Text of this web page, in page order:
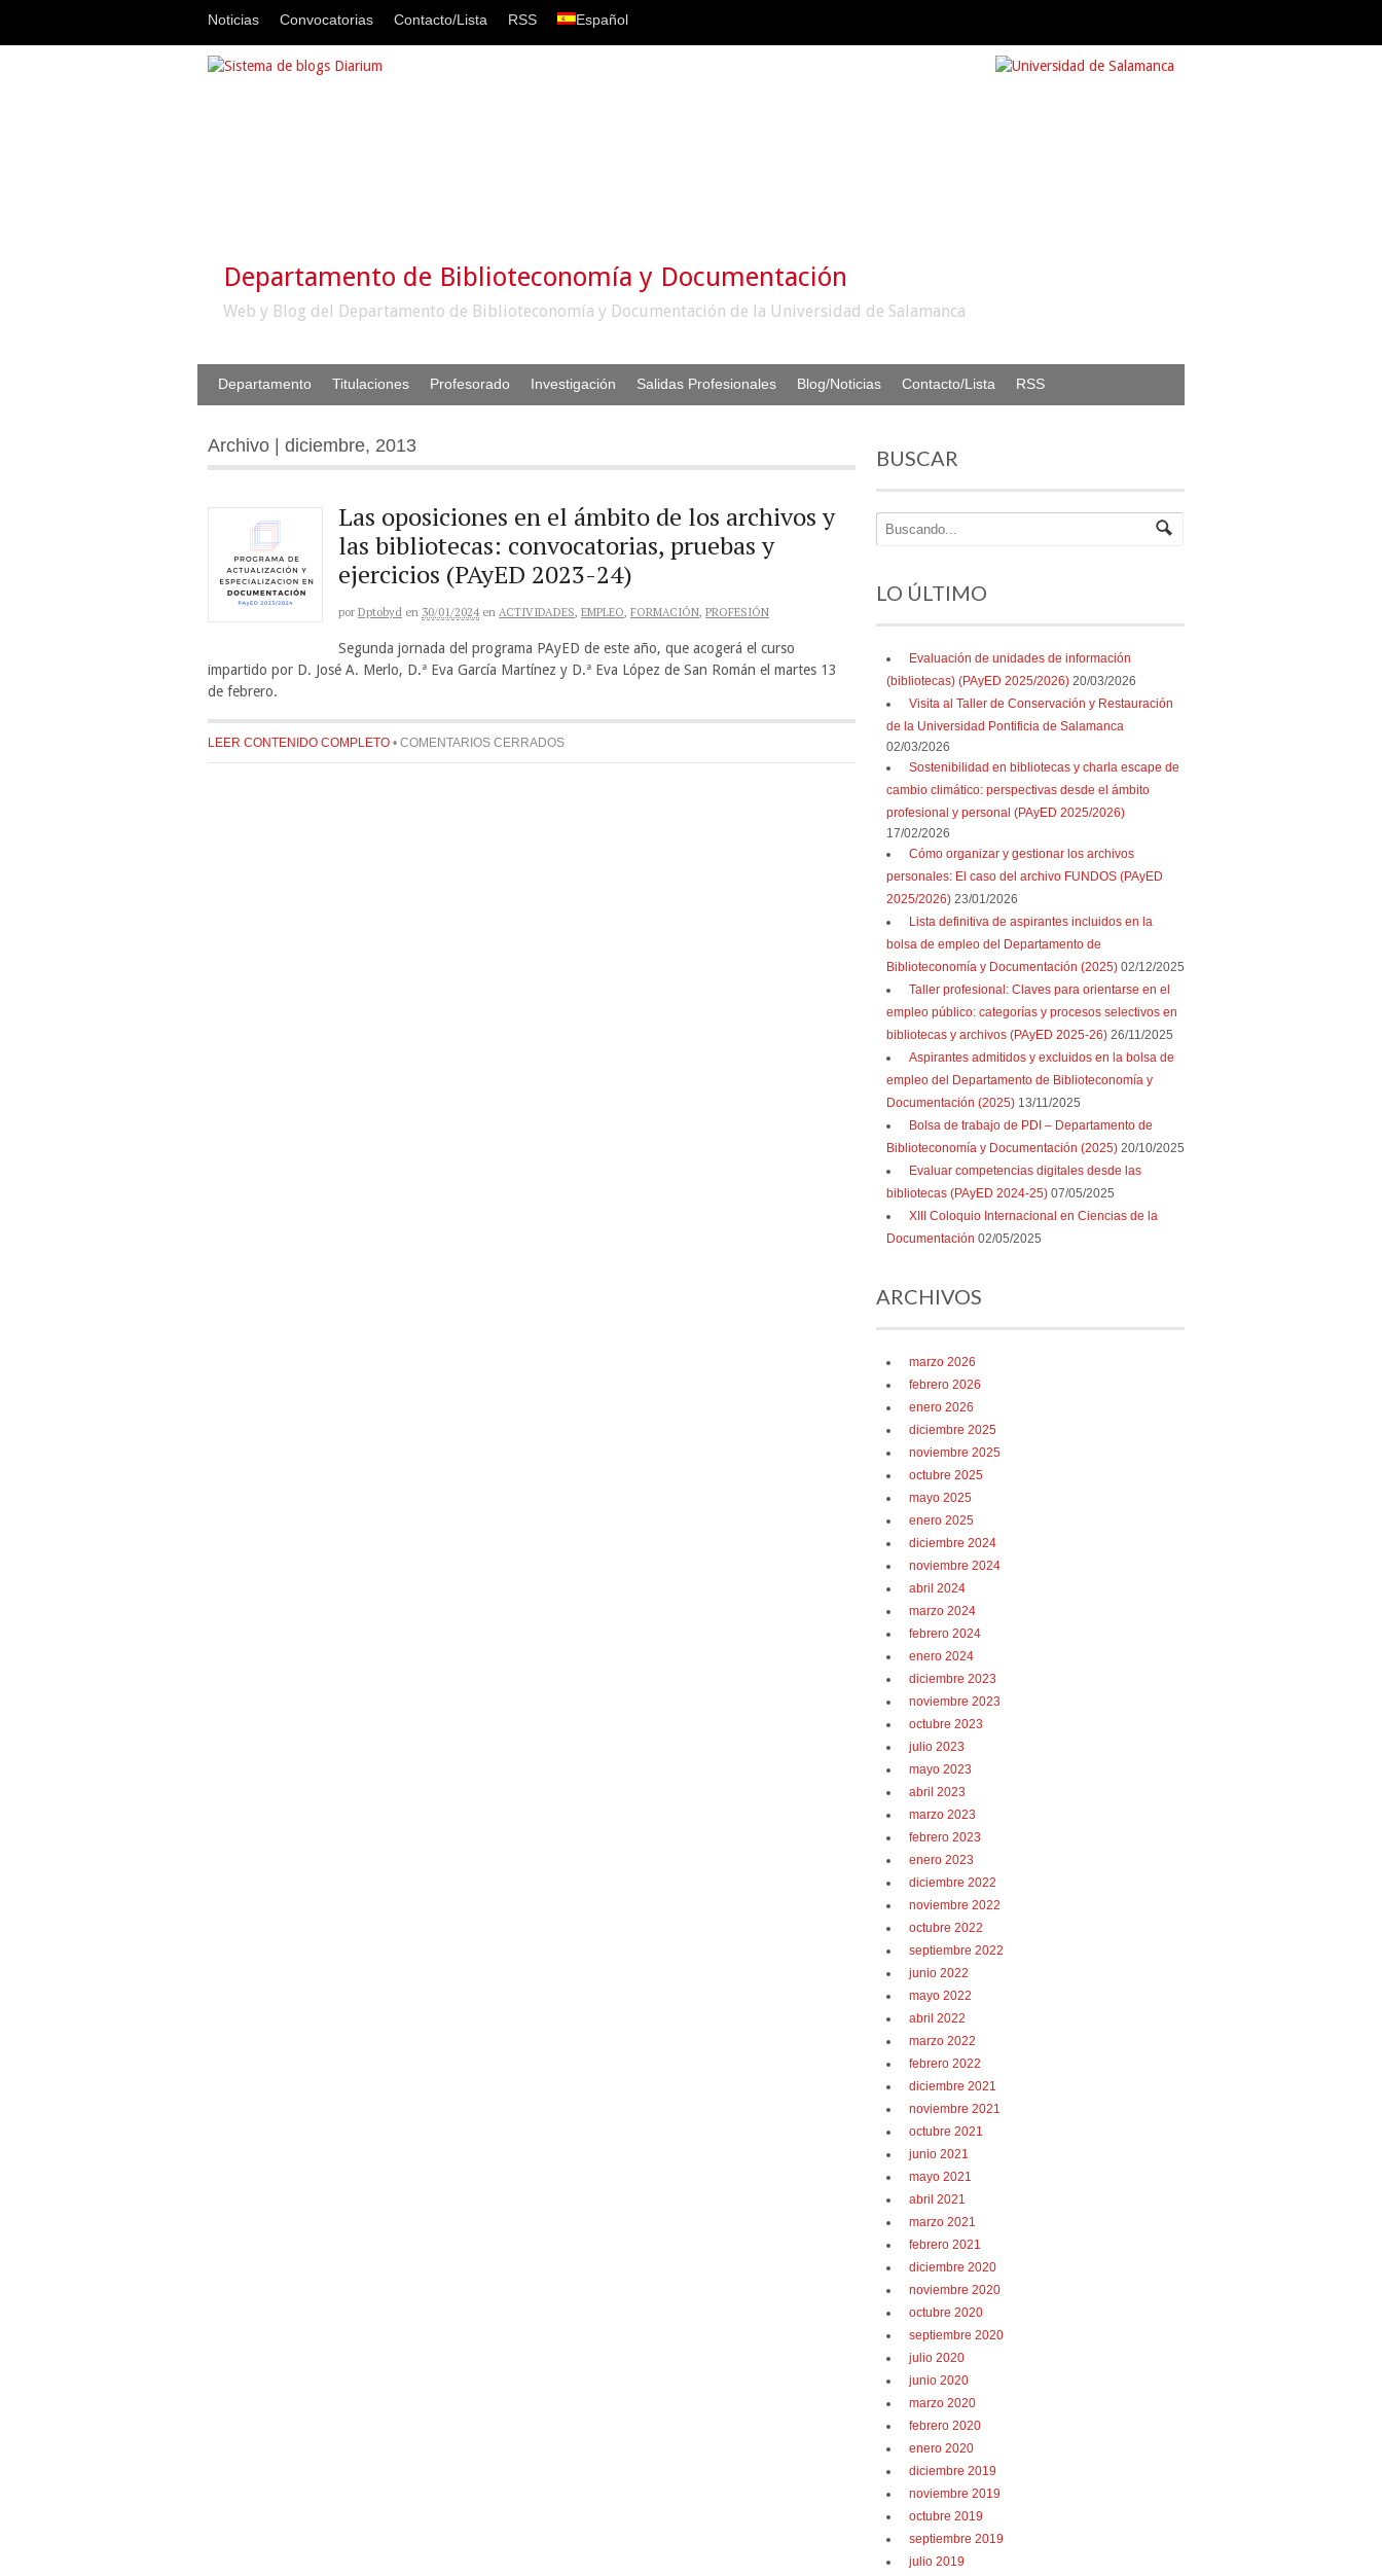
Noticias Convocatorias Contacto/Lista RSS Español
Departamento de Biblioteconomía y Documentación
Web y Blog del Departamento de Biblioteconomía y Documentación de la Universidad de Salamanca
Departamento Titulaciones Profesorado Investigación Salidas Profesionales Blog/Noticias Contacto/Lista RSS
Archivo | diciembre, 2013
Las oposiciones en el ámbito de los archivos y
las bibliotecas: convocatorias, pruebas y
ejercicios (PAyED 2023-24)
por Dptobyd en 30/01/2024 en ACTIVIDADES, EMPLEO, FORMACIÓN, PROFESIÓN
Segunda jornada del programa PAyED de este año, que acogerá el curso
impartido por D. José A. Merlo, D.ª Eva García Martínez y D.ª Eva López de San Román el martes 13
de febrero.
LEER CONTENIDO COMPLETO • COMENTARIOS CERRADOS
BUSCAR
LO ÚLTIMO
Evaluación de unidades de información
(bibliotecas) (PAyED 2025/2026) 20/03/2026
Visita al Taller de Conservación y Restauración
de la Universidad Pontificia de Salamanca
02/03/2026
Sostenibilidad en bibliotecas y charla escape de
cambio climático: perspectivas desde el ámbito
profesional y personal (PAyED 2025/2026)
17/02/2026
Cómo organizar y gestionar los archivos
personales: El caso del archivo FUNDOS (PAyED
2025/2026) 23/01/2026
Lista definitiva de aspirantes incluidos en la
bolsa de empleo del Departamento de
Biblioteconomía y Documentación (2025) 02/12/2025
Taller profesional: Claves para orientarse en el
empleo público: categorías y procesos selectivos en
bibliotecas y archivos (PAyED 2025-26) 26/11/2025
Aspirantes admitidos y excluidos en la bolsa de
empleo del Departamento de Biblioteconomía y
Documentación (2025) 13/11/2025
Bolsa de trabajo de PDI – Departamento de
Biblioteconomía y Documentación (2025) 20/10/2025
Evaluar competencias digitales desde las
bibliotecas (PAyED 2024-25) 07/05/2025
XIII Coloquio Internacional en Ciencias de la
Documentación 02/05/2025
ARCHIVOS
marzo 2026
febrero 2026
enero 2026
diciembre 2025
noviembre 2025
octubre 2025
mayo 2025
enero 2025
diciembre 2024
noviembre 2024
abril 2024
marzo 2024
febrero 2024
enero 2024
diciembre 2023
noviembre 2023
octubre 2023
julio 2023
mayo 2023
abril 2023
marzo 2023
febrero 2023
enero 2023
diciembre 2022
noviembre 2022
octubre 2022
septiembre 2022
junio 2022
mayo 2022
abril 2022
marzo 2022
febrero 2022
diciembre 2021
noviembre 2021
octubre 2021
junio 2021
mayo 2021
abril 2021
marzo 2021
febrero 2021
diciembre 2020
noviembre 2020
octubre 2020
septiembre 2020
julio 2020
junio 2020
marzo 2020
febrero 2020
enero 2020
diciembre 2019
noviembre 2019
octubre 2019
septiembre 2019
julio 2019